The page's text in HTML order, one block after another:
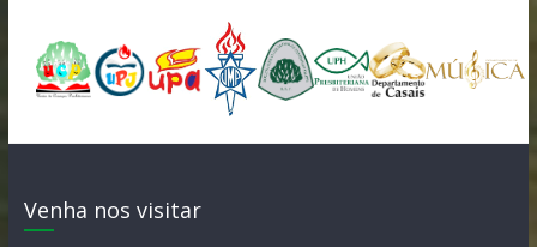
Venha nos visitar